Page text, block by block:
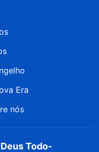
Era
nós
Todo-